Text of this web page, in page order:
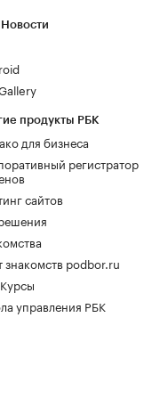
продукты РБК
для бизнеса
регистратор
сайтов
знакомств podbor.ru
управления РБК